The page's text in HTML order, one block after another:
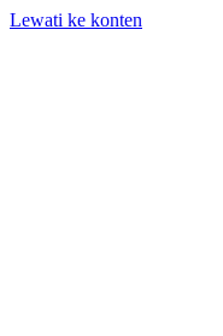
Lewati ke konten